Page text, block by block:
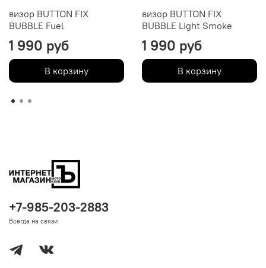
визор BUTTON FIX
BUBBLE Fuel
1 990 руб
В корзину
визор BUTTON FIX
BUBBLE Light Smoke
1 990 руб
В корзину
+7-985-203-2883
Всегда на связи